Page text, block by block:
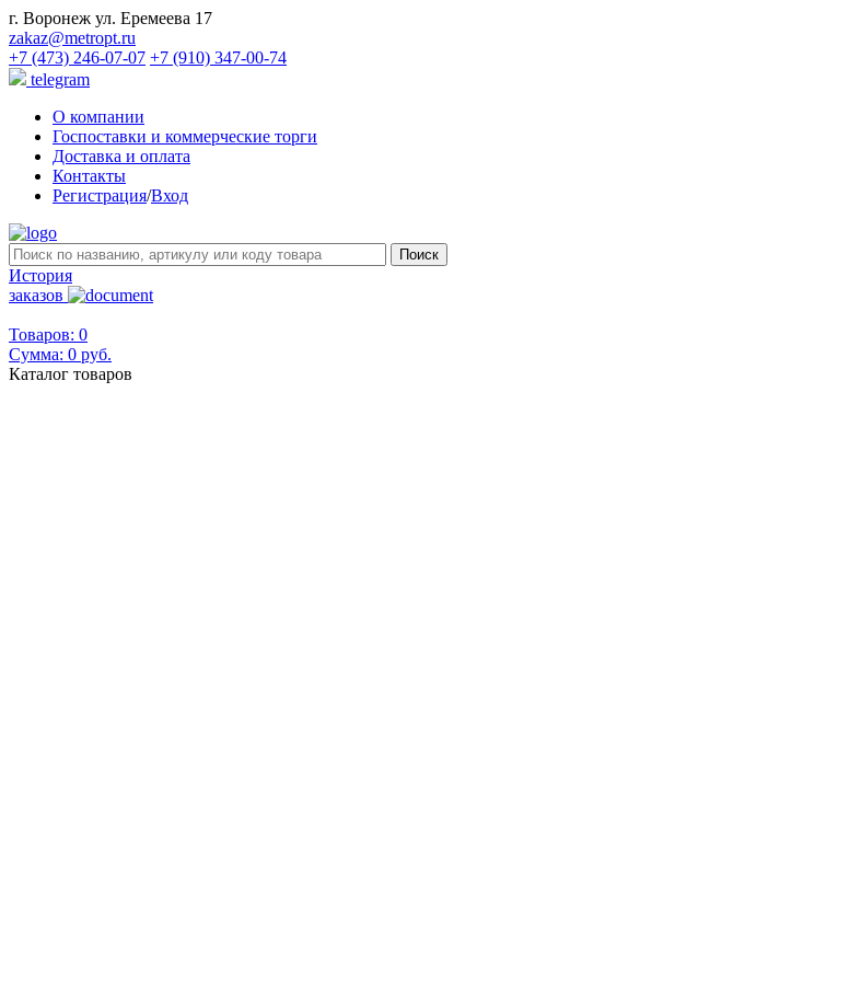
г. Воронеж ул. Еремеева 17
zakaz@metropt.ru
+7 (473) 246-07-07 +7 (910) 347-00-74
telegram
О компании
Госпоставки и коммерческие торги
Доставка и оплата
Контакты
Регистрация/Вход
История
заказов
Товаров: 0
Сумма: 0 руб.
Каталог товаров